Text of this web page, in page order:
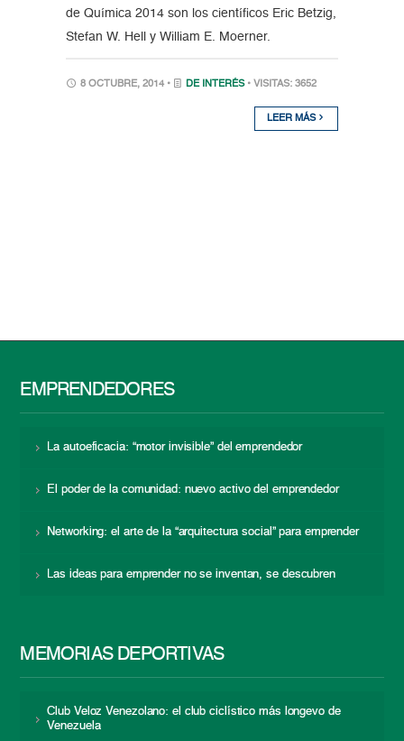
de Química 2014 son los científicos Eric Betzig,
Stefan W. Hell y William E. Moerner.
8 OCTUBRE, 2014 • DE INTERÉS • VISITAS: 3652
LEER MÁS
EMPRENDEDORES
La autoeficacia: “motor invisible” del emprendedor
El poder de la comunidad: nuevo activo del emprendedor
Networking: el arte de la “arquitectura social” para emprender
Las ideas para emprender no se inventan, se descubren
MEMORIAS DEPORTIVAS
Club Veloz Venezolano: el club ciclístico más longevo de
Venezuela